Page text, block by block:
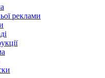
реклами